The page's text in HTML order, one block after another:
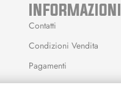
INFORMAZIONI
Contatti
Condizioni Vendita
Pagamenti